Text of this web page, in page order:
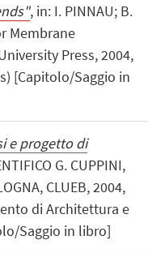
, in: I. PINNAU; B.
Membrane
Press, 2004,
[Capitolo/Saggio in
e progetto di
G. CUPPINI,
CLUEB, 2004,
di Architettura e
Saggio in libro]